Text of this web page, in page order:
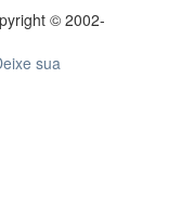
© 2002-
sua